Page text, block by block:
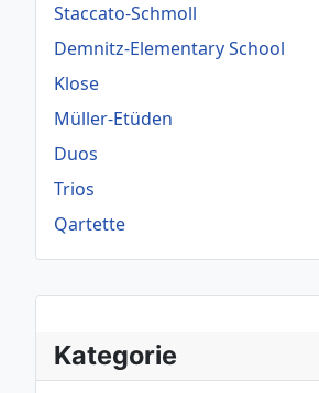
Kategorie
Staccato-Schmoll
Demnitz-Elementary School
Klose
Müller-Etüden
Duos
Trios
Qartette